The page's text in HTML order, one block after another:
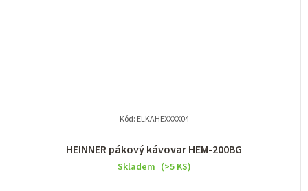
HEINNER pákový kávovar HEM-200BG
Skladem (>5 KS)
Kód: ELKAHEXXXX04